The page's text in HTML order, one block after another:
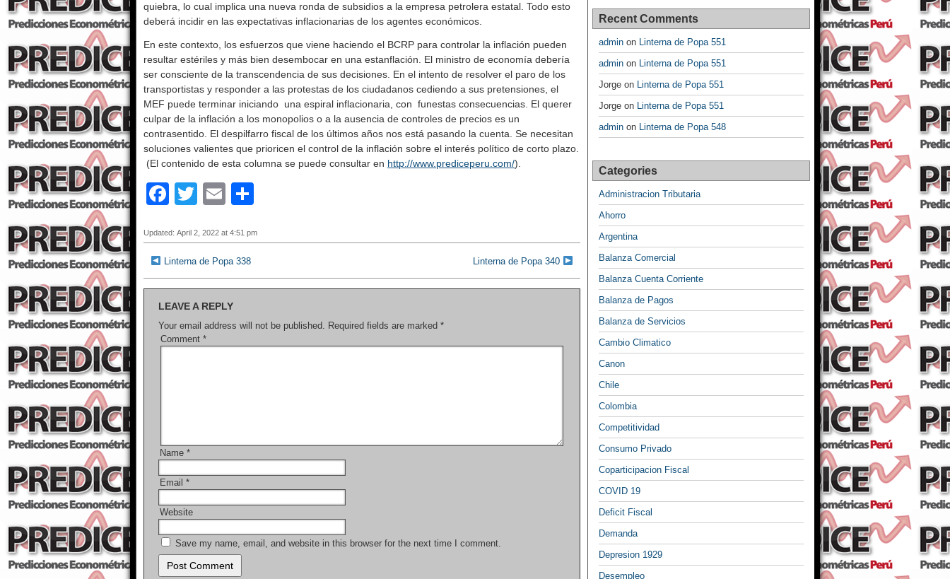
quiebra, lo cual implica una nueva ronda de subsidios a la empresa petrolera estatal. Todo esto
deberá incidir en las expectativas inflacionarias de los agentes económicos.
En este contexto, los esfuerzos que viene haciendo el BCRP para controlar la inflación pueden
resultar estériles y más bien desembocar en una estanflación. El ministro de economía debería
ser consciente de la transcendencia de sus decisiones. En el intento de resolver el paro de los
transportistas y responder a las protestas de los ciudadanos cediendo a sus pretensiones, el
MEF puede terminar iniciando una espiral inflacionaria, con funestas consecuencias. El querer
culpar de la inflación a los monopolios o a la ausencia de controles de precios es un
contrasentido. El despilfarro fiscal de los últimos años nos está pasando la cuenta. Se necesitan
soluciones valientes que prioricen el control de la inflación sobre el interés político de corto plazo.
(El contenido de esta columna se puede consultar en http://www.prediceperu.com/).
F
c
e
b
o
o
k
T
tt
er
E
ail ar
Updated: April 2, 2022 at 4:51 pm
Linterna de Popa 338 Linterna de Popa 340
LEAVE A REPLY
Your email address will not be published. Required fields are marked *
Comment *
Name *
Email *
Website
Save my name, email, and website in this browser for the next time I comment.
Recent Comments
admin on Linterna de Popa 551
admin on Linterna de Popa 551
Jorge on Linterna de Popa 551
Jorge on Linterna de Popa 551
admin on Linterna de Popa 548
Categories
Administracion Tributaria
Ahorro
Argentina
Balanza Comercial
Balanza Cuenta Corriente
Balanza de Pagos
Balanza de Servicios
Cambio Climatico
Canon
Chile
Colombia
Competitividad
Consumo Privado
Coparticipacion Fiscal
COVID 19
Deficit Fiscal
Demanda
Depresion 1929
Desempleo